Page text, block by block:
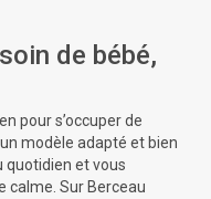
de bébé,
pour s’occuper de
modèle adapté et bien
quotidien et vous
calme. Sur Berceau